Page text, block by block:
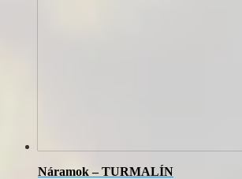
Náramok – TURMALÍN